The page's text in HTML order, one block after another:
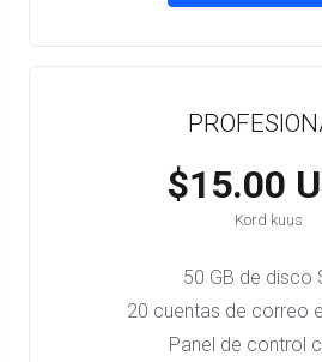
$15.00
Kord kuus
50 GB de disco
20 cuentas de correo
Panel de control